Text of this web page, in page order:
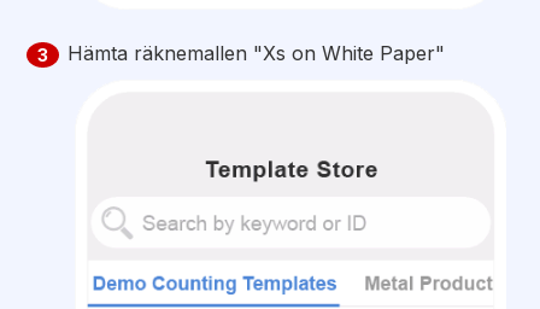
3 Hämta räknemallen "Xs on White Paper"